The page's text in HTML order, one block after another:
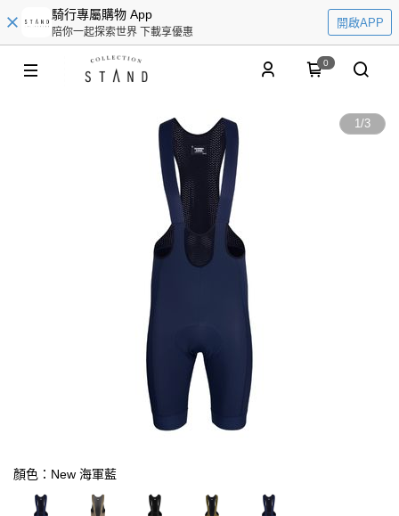
騎行專屬購物 App
陪你一起探索世界 下載享優惠
開啟APP
0
1/3
顏色：New 海軍藍